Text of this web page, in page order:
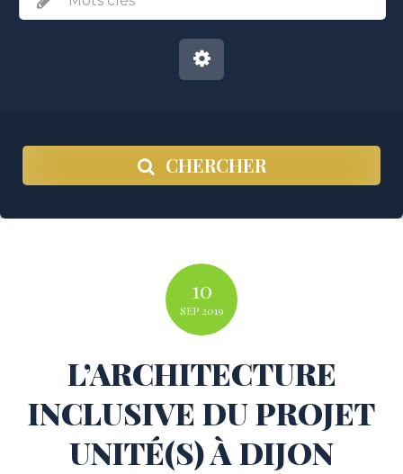
CHERCHER
10
SEP 2019
L’ARCHITECTURE
INCLUSIVE DU PROJET
UNITÉ(S) À DIJON